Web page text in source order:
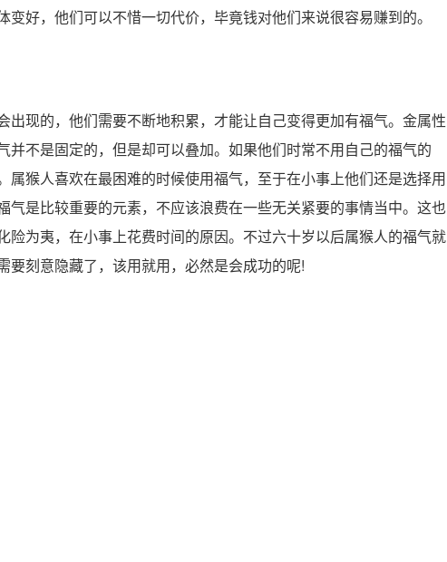
好，他们可以不惜一切代价，毕竟钱对他们来说很容易赚到的。
现的，他们需要不断地积累，才能让自己变得更加有福气。金属性
并不是固定的，但是却可以叠加。如果他们时常不用自己的福气的
属猴人喜欢在最困难的时候使用福气，至于在小事上他们还是选择用
气是比较重要的元素，不应该浪费在一些无关紧要的事情当中。这也
险为夷，在小事上花费时间的原因。不过六十岁以后属猴人的福气就
要刻意隐藏了，该用就用，必然是会成功的呢!